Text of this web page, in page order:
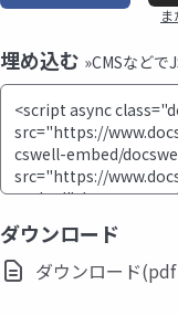
埋め込む »CMSなどで
ダウンロード
ダウンロード